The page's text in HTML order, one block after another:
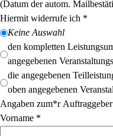
(Datum der autom.
Hiermit widerrufe ich *
Keine Auswahl
den kompletten
angegebenen
die angegebenen
oben angegebenen
Angaben zum*r
Vorname *